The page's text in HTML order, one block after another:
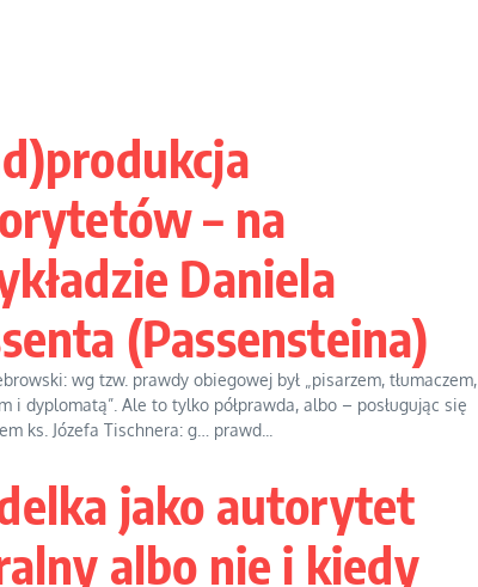
– na
Daniela
(Passensteina)
wg tzw. prawdy obiegowej był „pisarzem, tłumaczem,
i dyplomatą”. Ale to tylko półprawda, albo – posługując się
ks. Józefa Tischnera: g… prawd...
jako autorytet
albo nie i kiedy